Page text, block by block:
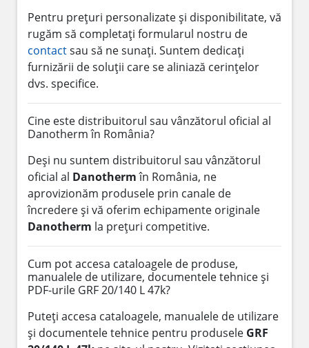
Pentru prețuri personalizate și disponibilitate, vă
rugăm să completați formularul nostru de
contactsau să ne sunați. Suntem dedicați
furnizării de soluții care se aliniază cerințelor
dvs. specifice.
Cine este distribuitorul sau vânzătorul oficial al
Danotherm în România?
Deși nu suntem distribuitorul sau vânzătorul
oficial al Danothermîn România, ne
aprovizionăm produsele prin canale de
încredere și vă oferim echipamente originale
Danotherm la prețuri competitive.
Cum pot accesa cataloagele de produse,
manualele de utilizare, documentele tehnice și
PDF-urile GRF 20/140 L 47k?
Puteți accesa cataloagele, manualele de utilizare
și documentele tehnice pentru produsele GRF